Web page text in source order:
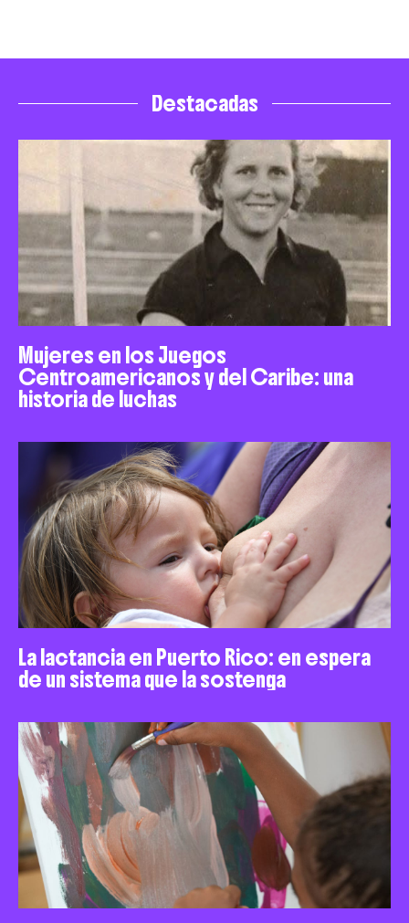
Destacadas
Mujeres en los Juegos
Centroamericanos y del Caribe: una
historia de luchas
La lactancia en Puerto Rico: en espera
de un sistema que la sostenga